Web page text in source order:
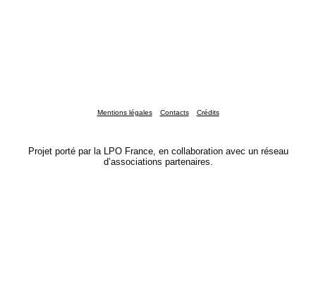
Mentions légales Contacts Crédits
Projet porté par la LPO France, en collaboration avec un réseau
d’associations partenaires.